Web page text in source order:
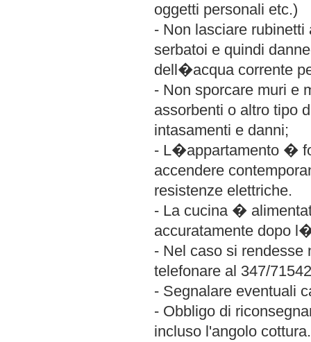
oggetti personali etc.)
- Non lasciare
serbatoi e quindi
dell�acqua corrente
- Non sporcare muri e
assorbenti o altro tipo
intasamenti e danni;
- L�appartamento �
accendere
resistenze elettriche.
- La cucina �
accuratamente dopo
- Nel caso si rendesse
telefonare al 347/
- Segnalare eventuali
- Obbligo di
incluso l'angolo cottura.